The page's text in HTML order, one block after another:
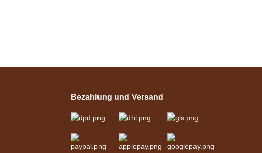
Schwarz
329,00 €*
Bezahlung und Versand